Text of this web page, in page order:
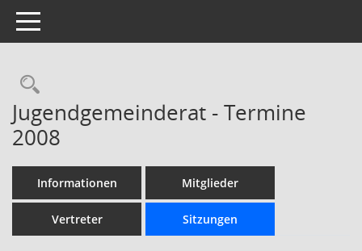
Toggle navigation
Rechercheauswahl
Jugendgemeinderat - Termine
2008
Informationen Mitglieder
Vertreter Sitzungen